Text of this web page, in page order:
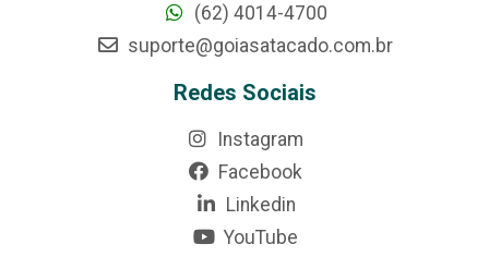
(62) 4014-4700
suporte@goiasatacado.com.br
Redes Sociais
Instagram
Facebook
Linkedin
YouTube